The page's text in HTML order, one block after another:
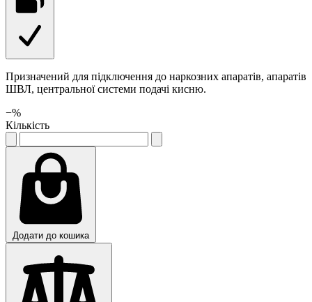
Призначений для підключення до наркозних апаратів, апаратів
ШВЛ, центральної системи подачі кисню.
−%
Кількість
Додати до кошика